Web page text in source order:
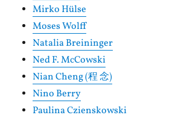
Mirko Hülse
Moses Wolff
Natalia Breininger
Ned F. McCowski
Nian Cheng (程 念)
Nino Berry
Paulina Czienskowski